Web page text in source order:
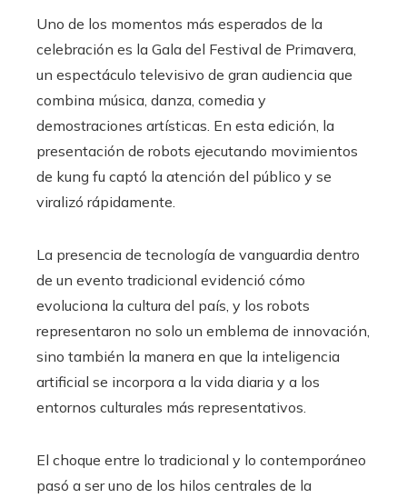
Uno de los momentos más esperados de la
celebración es la Gala del Festival de Primavera,
un espectáculo televisivo de gran audiencia que
combina música, danza, comedia y
demostraciones artísticas. En esta edición, la
presentación de robots ejecutando movimientos
de kung fu captó la atención del público y se
viralizó rápidamente.
La presencia de tecnología de vanguardia dentro
de un evento tradicional evidenció cómo
evoluciona la cultura del país, y los robots
representaron no solo un emblema de innovación,
sino también la manera en que la inteligencia
artificial se incorpora a la vida diaria y a los
entornos culturales más representativos.
El choque entre lo tradicional y lo contemporáneo
pasó a ser uno de los hilos centrales de la